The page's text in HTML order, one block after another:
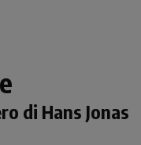
di Hans Jonas